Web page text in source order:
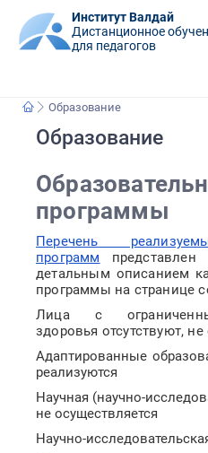
Институт Валдай
Дистанционное
для педагогов
Образование
Образование
программы
Перечень
программ
детальным описанием
программы на странице
Лица с
здоровья отсутствуют, не
Адаптированные
реализуются
Научная (научно-
не осуществляется
Научно-